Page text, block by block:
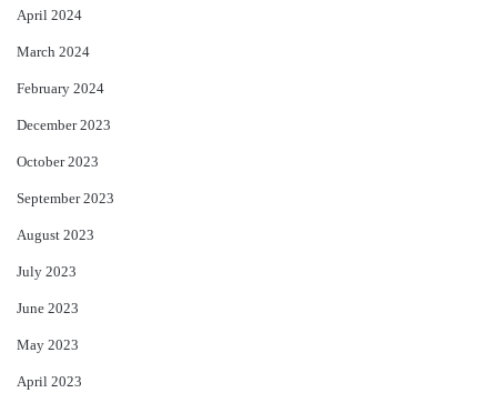
April 2024
March 2024
February 2024
December 2023
October 2023
September 2023
August 2023
July 2023
June 2023
May 2023
April 2023